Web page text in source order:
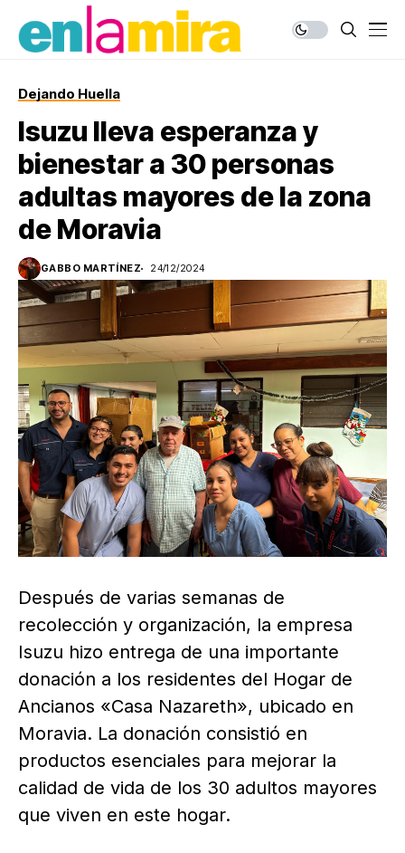
Dejando Huella
Isuzu lleva esperanza y
bienestar a 30 personas
adultas mayores de la zona
de Moravia
GABBO MARTÍNEZ 24/12/2024
Después de varias semanas de
recolección y organización, la empresa
Isuzu hizo entrega de una importante
donación a los residentes del Hogar de
Ancianos «Casa Nazareth», ubicado en
Moravia. La donación consistió en
productos esenciales para mejorar la
calidad de vida de los 30 adultos mayores
que viven en este hogar.